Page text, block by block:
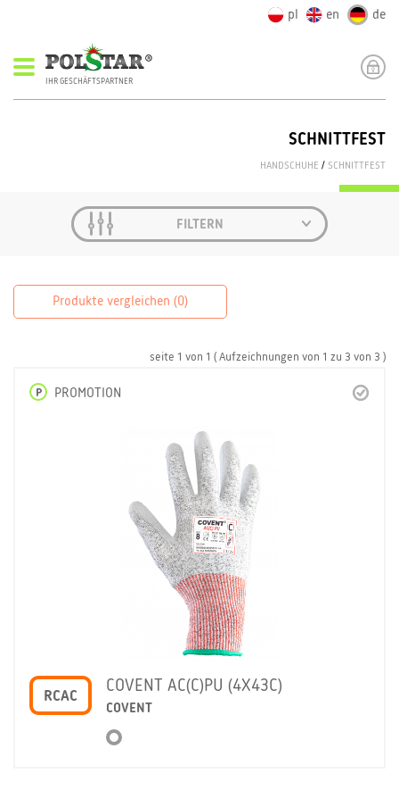
pl en de
IHR GESCHÄFTSPARTNER
SCHNITTFEST
HANDSCHUHE / SCHNITTFEST
FILTERN
Produkte vergleichen (0)
seite 1 von 1 ( Aufzeichnungen von 1 zu 3 von 3 )
P PROMOTION
RCAC
COVENT AC(C)PU (4X43C)
COVENT